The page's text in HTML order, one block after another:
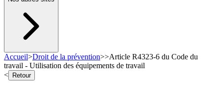
Accueil>Droit de la prévention>>Article R4323-6 du Code du
travail - Utilisation des équipements de travail
<
Retour